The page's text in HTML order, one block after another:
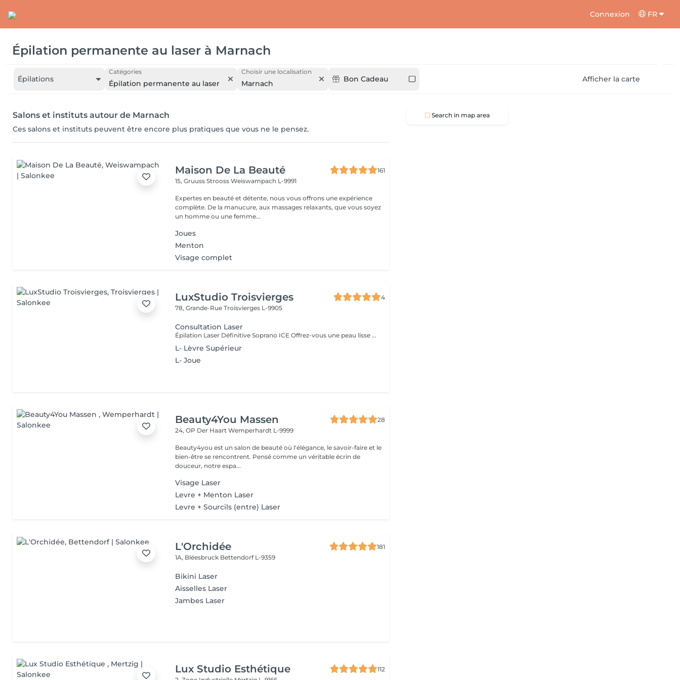
Connexion FR
Épilation permanente au laser à Marnach
Épilations
Catégories
Épilation permanente au laser
Choisir une localisation
Marnach Bon Cadeau Afficher la carte
Salons et instituts autour de Marnach
Ces salons et instituts peuvent être encore plus pratiques que vous ne le pensez.
Maison De La Beauté
161
15, Gruuss StroossWeiswampach L-9991
Expertes en beauté et détente, nous vous offrons une expérience
complète. De la manucure, aux massages relaxants, que vous soyez
un homme ou une femme...
Joues
Menton
Visage complet
LuxStudio Troisvierges
4
78, Grande-RueTroisvierges L-9905
Consultation Laser
Épilation Laser Définitive Soprano ICE Offrez-vous une peau lisse durablement grâce à la technologie Soprano ICE, adaptée à tous les types de peau, même bronzées. Technologie triple longueur d'onde (755, 810, 1064nm) pour éliminer tous les types de poils Traitement indolore avec système ICE pour un confort maximal Résultats visibles dès les premières séances Séance d'évaluation gratuite avant le traitement Importance de la Consultation Avant le Traitement Avant de procéder à tout traitement esthétique, il est essentiel de réaliser une consultation préalable. Cette étape est cruciale pour garantir que le traitement choisi réponde parfaitement à vos besoins et attentes. Pourquoi une Consultation ? - Évaluation Personnalisée : Lors de la consultation, notre expert évalue l'état de vos lèvres et discute de vos objectifs esthétiques. Cela permet de personnaliser le traitement pour des résultats optimaux. - Conseils Professionnels : Vous recevrez des conseils professionnels sur le traitement le plus adapté à votre type de peau et à vos préférences. - Sécurité et Confort : La consultation permet également d'identifier toute contre-indication et d'assurer que le traitement se déroulera en toute sécurité et dans le confort. Avantage Financier Le coût de la consultation sera déduit du prix du traitement choisi. Ainsi, cette étape essentielle ne représente pas un coût supplémentaire, mais un investissement dans la réussite de votre traitement. Prenez rendez-vous pour votre consultation !
L- Lèvre Supérieur
L- Joue
Beauty4You Massen
28
24, OP Der HaartWemperhardt L-9999
Beauty4you est un salon de beauté où l'élégance, le savoir-faire et le
bien-être se rencontrent. Pensé comme un véritable écrin de
douceur, notre espa...
Visage Laser
Levre + Menton Laser
Levre + Sourcils (entre) Laser
L'Orchidée
181
1A, Bléesbruck Bettendorf L-9359
Bikini Laser
Aisselles Laser
Jambes Laser
Lux Studio Esthétique
112
Search in map area